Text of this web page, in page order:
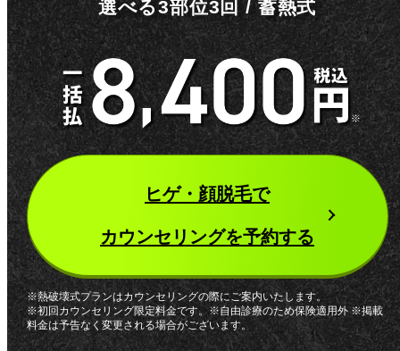
選べる3部位3回 / 蓄熱式
ヒゲ・顔脱毛で
カウンセリングを予約する
※熱破壊式プランはカウンセリングの際にご案内いたします。
※初回カウンセリング限定料金です。※自由診療のため保険適用外 ※掲載
料金は予告なく変更される場合がございます。